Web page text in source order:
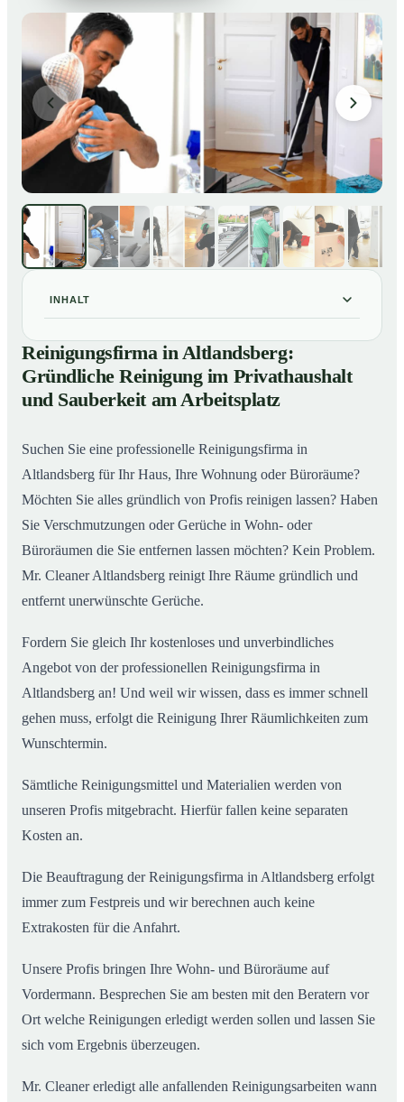
INHALT
01Reinigungsfirma in Altlandsberg: Gründliche Reinigung
im Privathaushalt und Sauberkeit am Arbeitsplatz
02So arbeitet eine Reinigungsfirma in Altlandsberg
Reinigungsfirma in Altlandsberg:
Gründliche Reinigung im Privathaushalt
und Sauberkeit am Arbeitsplatz
Suchen Sie eine professionelle Reinigungsfirma in
Altlandsberg für Ihr Haus, Ihre Wohnung oder Büroräume?
Möchten Sie alles gründlich von Profis reinigen lassen? Haben
Sie Verschmutzungen oder Gerüche in Wohn- oder
Büroräumen die Sie entfernen lassen möchten? Kein Problem.
Mr. Cleaner Altlandsberg reinigt Ihre Räume gründlich und
entfernt unerwünschte Gerüche.
Fordern Sie gleich Ihr kostenloses und unverbindliches
Angebot von der professionellen Reinigungsfirma in
Altlandsberg an! Und weil wir wissen, dass es immer schnell
gehen muss, erfolgt die Reinigung Ihrer Räumlichkeiten zum
Wunschtermin.
Sämtliche Reinigungsmittel und Materialien werden von
unseren Profis mitgebracht. Hierfür fallen keine separaten
Kosten an.
Die Beauftragung der Reinigungsfirma in Altlandsberg erfolgt
immer zum Festpreis und wir berechnen auch keine
Extrakosten für die Anfahrt.
Unsere Profis bringen Ihre Wohn- und Büroräume auf
Vordermann. Besprechen Sie am besten mit den Beratern vor
Ort welche Reinigungen erledigt werden sollen und lassen Sie
sich vom Ergebnis überzeugen.
Mr. Cleaner erledigt alle anfallenden Reinigungsarbeiten wann